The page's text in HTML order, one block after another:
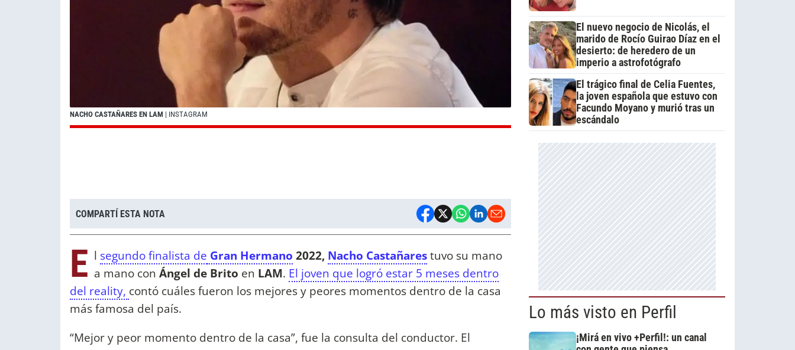
NACHO CASTAÑARES EN LAM | INSTAGRAM
COMPARTÍ ESTA NOTA
E l segundo finalista de Gran Hermano 2022, Nacho Castañarestuvo su mano
a mano con Ángel de Brito en LAM. El joven que logró estar 5 meses dentro
del reality, contó cuáles fueron los mejores y peores momentos dentro de la casa
más famosa del país.
“Mejor y peor momento dentro de la casa”, fue la consulta del conductor. El
El nuevo negocio de Nicolás, el
marido de Rocío Guirao Díaz en el
desierto: de heredero de un
imperio a astrofotógrafo
El trágico final de Celia Fuentes,
la joven española que estuvo con
Facundo Moyano y murió tras un
escándalo
Lo más visto en Perfil
¡Mirá en vivo +Perfil!: un canal